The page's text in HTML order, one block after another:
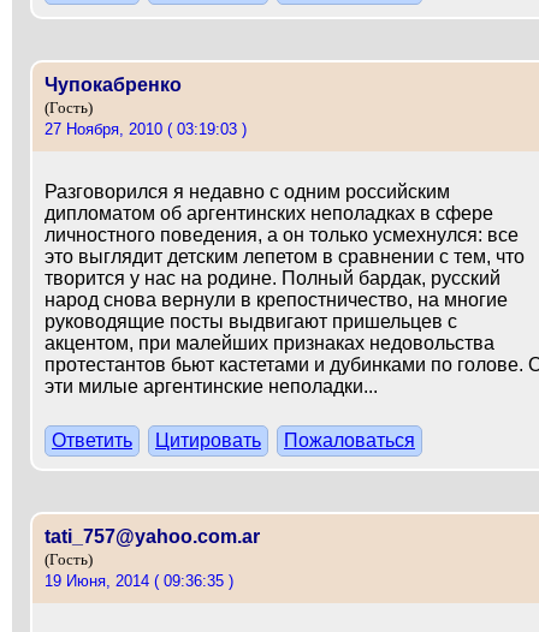
Чупокабренко
(Гость)
27 Ноября, 2010 ( 03:19:03 )
Разговорился я недавно с одним российским
дипломатом об аргентинских неполадках в сфере
личностного поведения, а он только усмехнулся: все
это выглядит детским лепетом в сравнении с тем, что
творится у нас на родине. Полный бардак, русский
народ снова вернули в крепостничество, на многие
руководящие посты выдвигают пришельцев с
акцентом, при малейших признаках недовольства
протестантов бьют кастетами и дубинками по голове.
эти милые аргентинские неполадки...
Ответить Цитировать Пожаловаться
tati_757@yahoo.com.ar
(Гость)
19 Июня, 2014 ( 09:36:35 )